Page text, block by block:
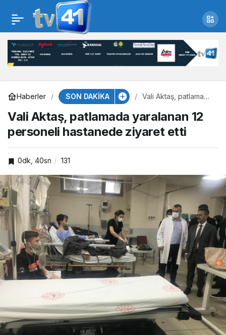
Haberler SON DAKİKA
Vali Aktaş, patlamada
personeli hastanede
ziyaret etti
Vali Aktaş, patlamada yaralanan 12
personeli hastanede ziyaret etti
0dk, 40sn 131
Gazze’de can kaybı
43 bin 391’e yükseldi
Paylaş